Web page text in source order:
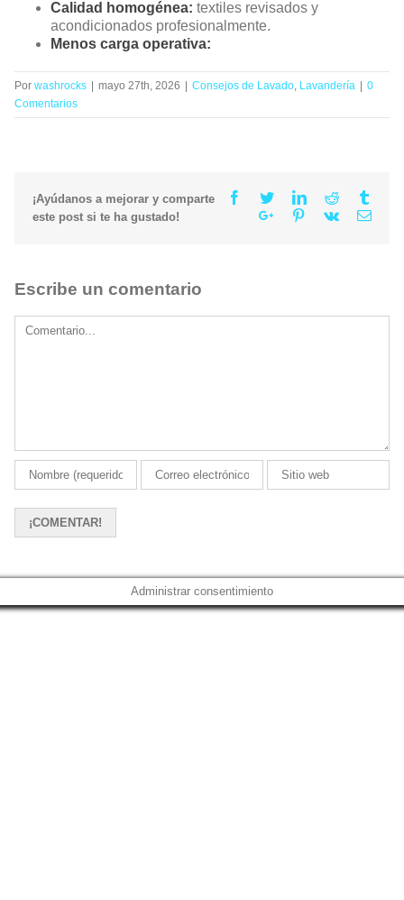
Calidad homogénea: textiles revisados y
acondicionados profesionalmente.
Menos carga operativa:
Por washrocks | mayo 27th, 2026 | Consejos de Lavado Lavandería | 0
Comentarios
¡Ayúdanos a mejorar y comparte
este post si te ha gustado!
Facebook
TwitterLinkedinReddit
Google+Pinterest
Vk Email
Escribe un comentario
Comment
Administrar consentimiento